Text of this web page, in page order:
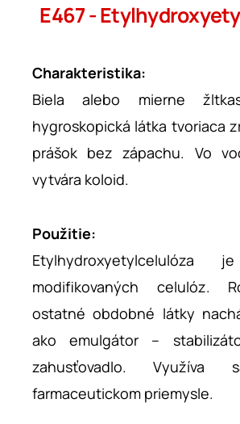
E467 -
Charakteristika:
Biela alebo mierne
hygroskopická látka tvoriaca
prášok bez zápachu. Vo
vytvára koloid.
Použitie:
modifikovaných celulóz.
ostatné obdobné látky
ako emulgátor –
zahusťovadlo.
farmaceutickom priemysle.